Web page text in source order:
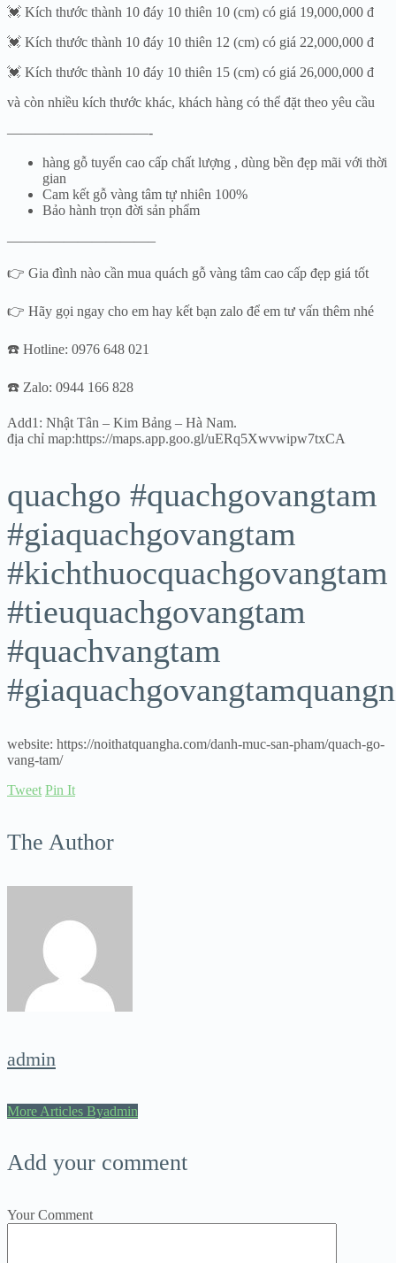
💓 Kích thước thành 10 đáy 10 thiên 10 (cm) có giá 19,000,000 đ
💓 Kích thước thành 10 đáy 10 thiên 12 (cm) có giá 22,000,000 đ
💓 Kích thước thành 10 đáy 10 thiên 15 (cm) có giá 26,000,000 đ
và còn nhiều kích thước khác, khách hàng có thể đặt theo yêu cầu
——————————-
hàng gỗ tuyển cao cấp chất lượng , dùng bền đẹp mãi với thời
gian
Cam kết gỗ vàng tâm tự nhiên 100%
Bảo hành trọn đời sản phẩm
——————————–
👉 Gia đình nào cần mua quách gỗ vàng tâm cao cấp đẹp giá tốt
👉 Hãy gọi ngay cho em hay kết bạn zalo để em tư vấn thêm nhé
☎️ Hotline: 0976 648 021
☎️ Zalo: 0944 166 828
Add1: Nhật Tân – Kim Bảng – Hà Nam.
địa chỉ map:https://maps.app.goo.gl/uERq5Xwvwipw7txCA
quachgo #quachgovangtam
#giaquachgovangtam
#kichthuocquachgovangtam
#tieuquachgovangtam
#quachvangtam
website: https://noithatquangha.com/danh-muc-san-pham/quach-go-
vang-tam/
Tweet Pin It
The Author
admin
More Articles Byadmin
Add your comment
Your Comment